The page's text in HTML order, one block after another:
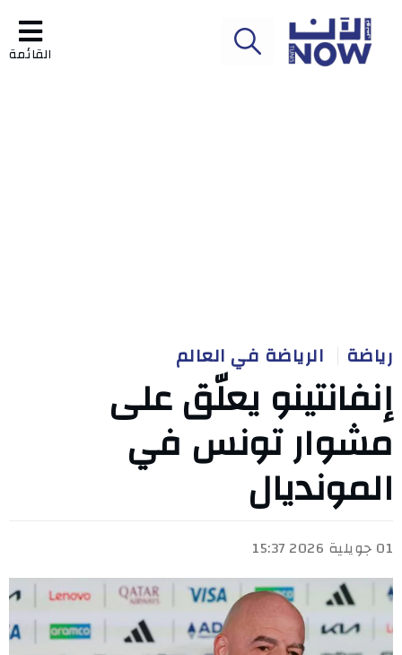
القائمة
رياضة الرياضة في العالم
إنفانتينو يعلّق على
مشوار تونس في
المونديال
01 جويلية 2026 15:37